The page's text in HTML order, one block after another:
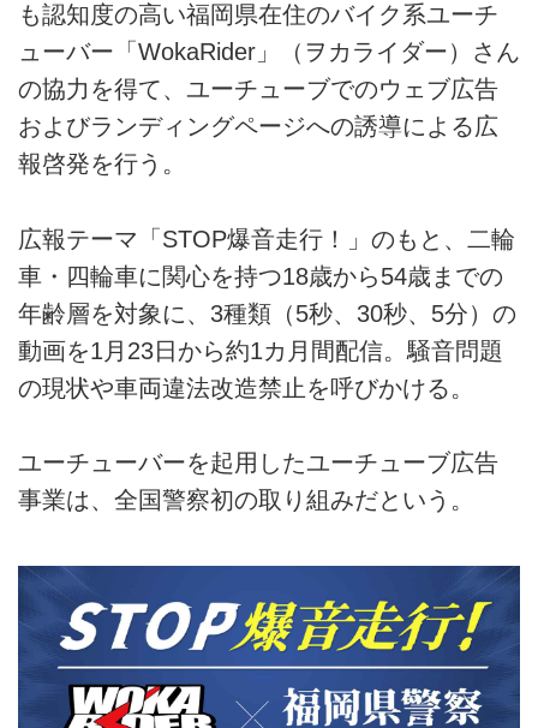
も認知度の高い福岡県在住のバイク系ユーチ
ューバー「WokaRider」（ヲカライダー）さん
の協力を得て、ユーチューブでのウェブ広告
およびランディングページへの誘導による広
報啓発を行う。
広報テーマ「STOP爆音走行！」のもと、二輪
車・四輪車に関心を持つ18歳から54歳までの
年齢層を対象に、3種類（5秒、30秒、5分）の
動画を1月23日から約1カ月間配信。騒音問題
の現状や車両違法改造禁止を呼びかける。
ユーチューバーを起用したユーチューブ広告
事業は、全国警察初の取り組みだという。